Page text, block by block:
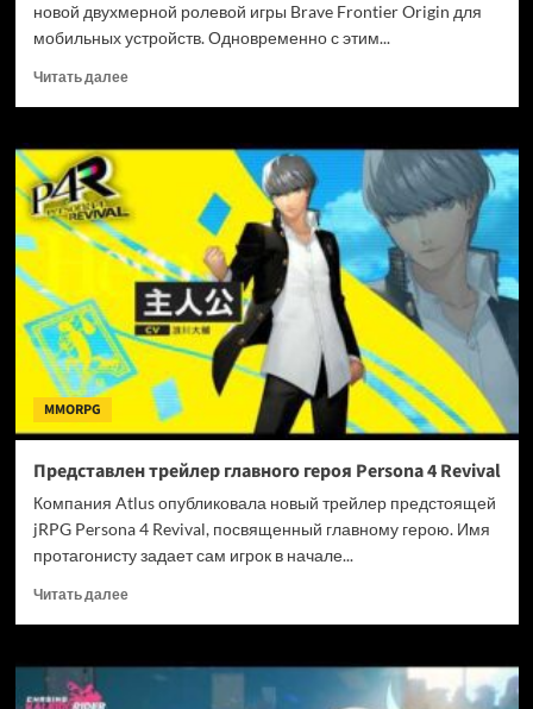
новой двухмерной ролевой игры Brave Frontier Origin для
мобильных устройств. Одновременно с этим...
Читать далееПрочитать
Brave
Frontier
Origin
анонсирована
под
лозунгом
возвращения
к
истокам
MMORPG
Представлен трейлер главного героя Persona 4 Revival
Компания Atlus опубликовала новый трейлер предстоящей
jRPG Persona 4 Revival, посвященный главному герою. Имя
протагонисту задает сам игрок в начале...
Читать далееПрочитать